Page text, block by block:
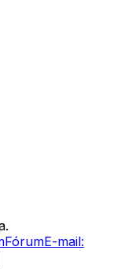
FórumE-mail: